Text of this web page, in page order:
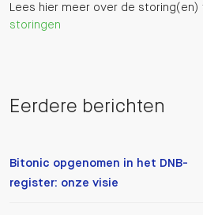
Lees hier meer over de storing(en)
storingen
Eerdere berichten
Bitonic opgenomen in het DNB-
register: onze visie